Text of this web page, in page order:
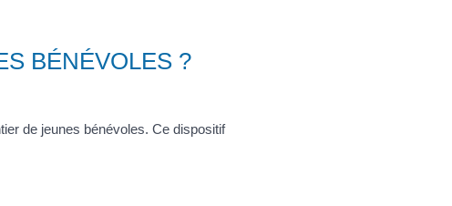
BÉNÉVOLES ?
de jeunes bénévoles. Ce dispositif